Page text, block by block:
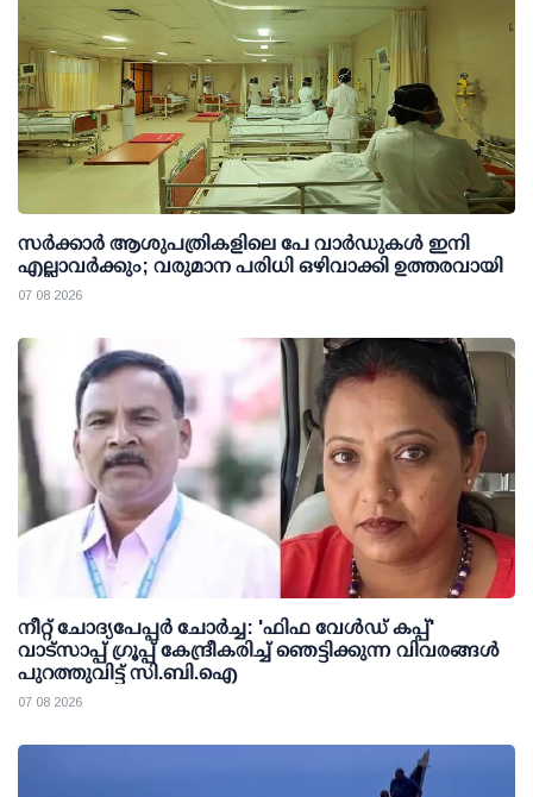
സര്‍ക്കാര്‍ ആശുപത്രികളിലെ പേ വാര്‍ഡുകള്‍ ഇനി
എല്ലാവര്‍ക്കും; വരുമാന പരിധി ഒഴിവാക്കി ഉത്തരവായി
07 08 2026
നീറ്റ് ചോദ്യപേപ്പര്‍ ചോര്‍ച്ച: 'ഫിഫ വേള്‍ഡ് കപ്പ്'
വാട്സാപ്പ് ഗ്രൂപ്പ് കേന്ദ്രീകരിച്ച് ഞെട്ടിക്കുന്ന വിവരങ്ങള്‍
പുറത്തുവിട്ട് സി.ബി.ഐ
07 08 2026